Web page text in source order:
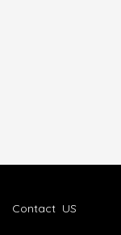
Contact US